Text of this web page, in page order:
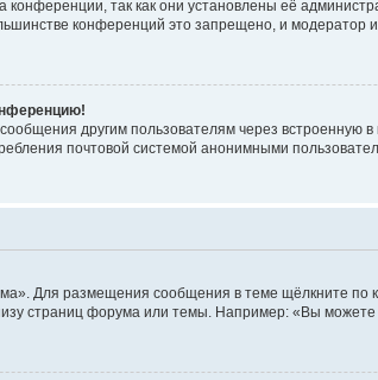
так как они установлены её
конференций это запрещено, и модератор
другим пользователям через
почтовой системой анонимными
Для размещения сообщения в теме щёлкните по
страниц форума или темы. Например: «Вы